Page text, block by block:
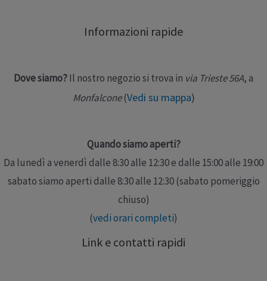
aggancio/sgancio rapido Supporto gomito e
imbottitura in …
Informazioni rapide
Dove siamo?Il nostro negozio si trova in via Trieste 56A, a
Monfalcone(Vedi su mappa)
Quando siamo aperti?
Da lunedì a venerdì dalle 8:30 alle 12:30 e dalle 15:00 alle 19:00
sabato siamo aperti dalle 8:30 alle 12:30 (sabato pomeriggio
chiuso)
(vedi orari completi)
Link e contatti rapidi